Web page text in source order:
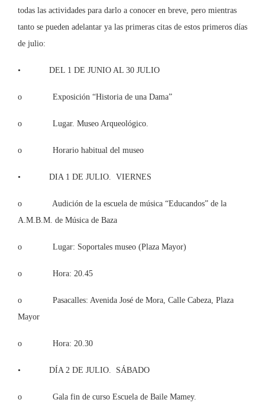
todas las actividades para darlo a conocer en breve, pero mientras
tanto se pueden adelantar ya las primeras citas de estos primeros días
de julio:
• DEL 1 DE JUNIO AL 30 JULIO
o Exposición “Historia de una Dama”
o Lugar. Museo Arqueológico.
o Horario habitual del museo
• DIA 1 DE JULIO. VIERNES
o Audición de la escuela de música “Educandos” de la
A.M.B.M. de Música de Baza
o Lugar: Soportales museo (Plaza Mayor)
o Hora: 20.45
o Pasacalles: Avenida José de Mora, Calle Cabeza, Plaza
Mayor
o Hora: 20.30
• DÍA 2 DE JULIO. SÁBADO
o Gala fin de curso Escuela de Baile Mamey.